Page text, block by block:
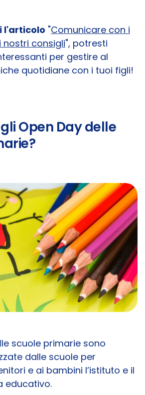
l'articolo "Comunicare con i
consigli", potresti
per gestire al
quotidiane con i tuoi figli!
Open Day delle
scuole primarie sono
dalle scuole per
e ai bambini l’istituto e il
educativo.